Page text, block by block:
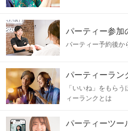
パーティー参加
パーティー予約後か
パーティーラン
「いいね」をもら
ィーランクとは
パーティーツー